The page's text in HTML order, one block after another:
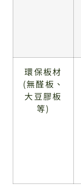
環保板材
(無醛板、
大豆膠板
等)